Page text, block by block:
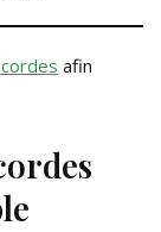
afin